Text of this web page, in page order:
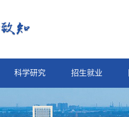
科学研究 招生就业